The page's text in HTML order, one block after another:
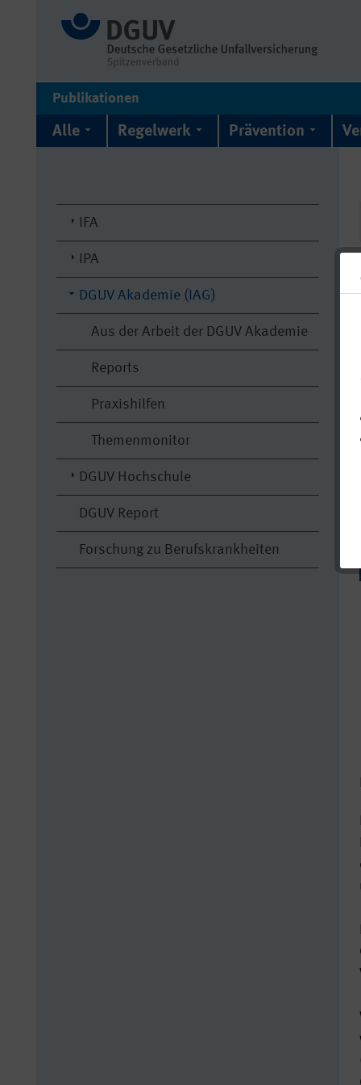
Publikationen
Alle Regelwerk Prävention
IFA
IPA
DGUV Akademie (IAG)
Aus der Arbeit der DGUV Akademie
Reports
Praxishilfen
Themenmonitor
DGUV Hochschule
DGUV Report
Forschung zu Berufskrankheiten